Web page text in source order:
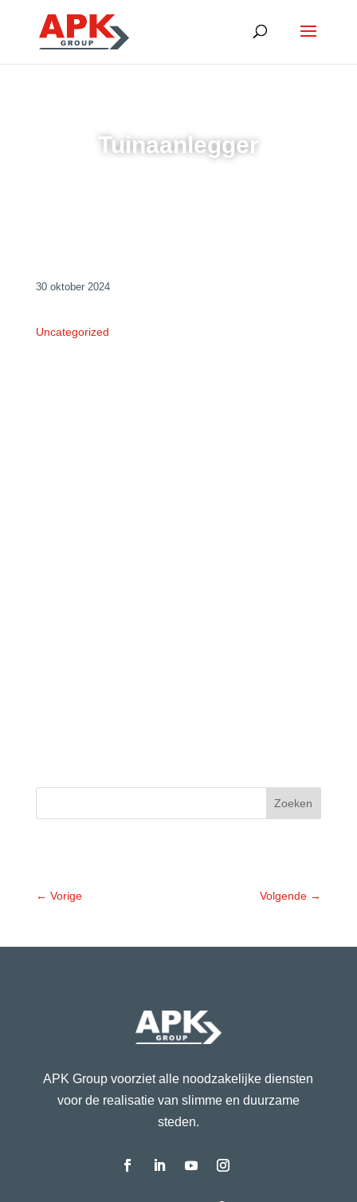
Tuinaanlegger
30 oktober 2024
Uncategorized
Zoeken
← Vorige Volgende →
APK Group voorziet alle noodzakelijke diensten
voor de realisatie van slimme en duurzame
steden.